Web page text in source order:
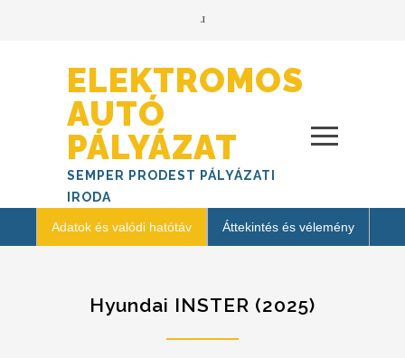
ELEKTROMOS
AUTÓ
PÁLYÁZAT
SEMPER PRODEST PÁLYÁZATI
IRODA
Adatok és valódi hatótáv Áttekintés és vélemény
Hyundai INSTER (2025)